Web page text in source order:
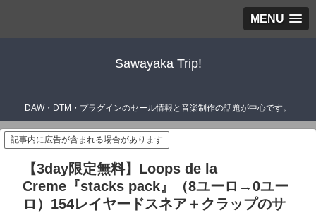
MENU
Sawayaka Trip!
DAW・DTM・プラグインのセール情報と音楽制作の話題が中心です。
記事内に広告が含まれる場合があります
【3day限定無料】Loops de la
Creme『stacks pack』（8ユーロ→0ユー
ロ）154レイヤードスネア＋クラップのサ